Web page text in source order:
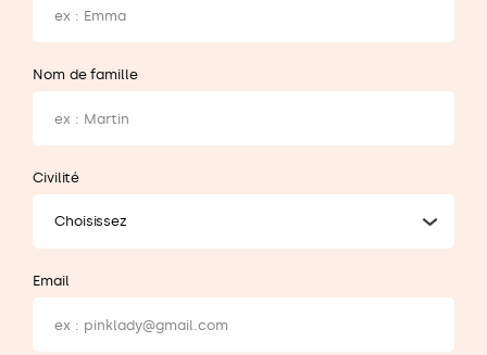
Email
Nom de famille
Civilité
Choisissez